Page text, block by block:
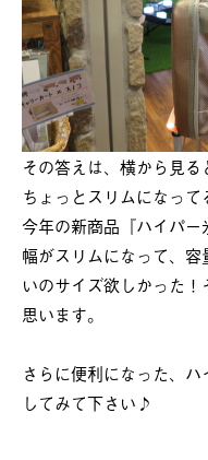
その答えは、横から見る
ちょっとスリムになって
今年の新商品『ハイパ
幅がスリムになって、
いのサイズ欲しかった
思います。
さらに便利になった、
してみて下さい♪